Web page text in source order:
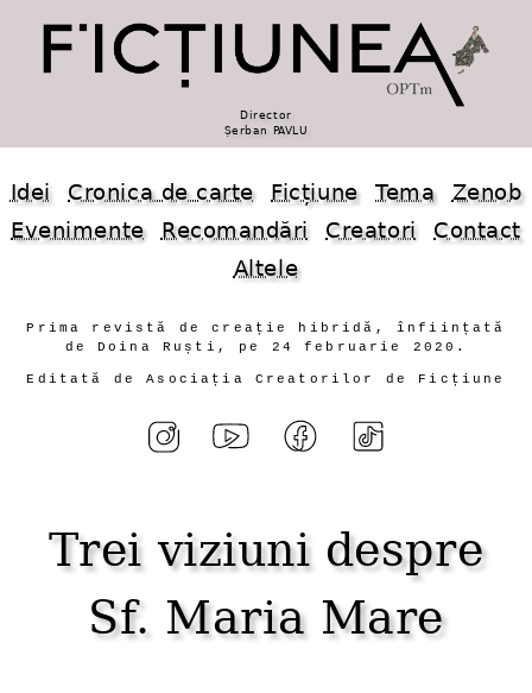
Director
Șerban PAVLU
Idei Cronica de carte Ficțiune Tema
Zenob
Evenimente
Recomandări Creatori
Contact
Altele
Prima revistă de creație hibridă, înființată
de Doina Ruști, pe 24 februarie 2020.
Editată de Asociația Creatorilor de Ficțiune
Trei viziuni despre
Sf. Maria Mare